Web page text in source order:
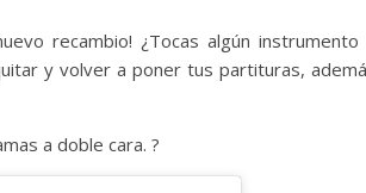
recambio! ¿Tocas algún instrumento
y volver a poner tus partituras,
a doble cara. ?